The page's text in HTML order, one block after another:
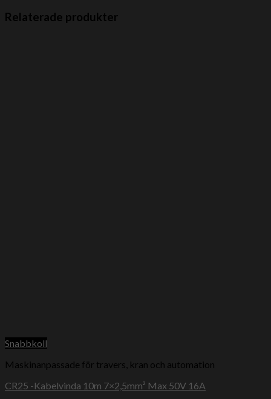
Relaterade produkter
Snabbkoll
Maskinanpassade för travers, kran och automation
CR25 -Kabelvinda 10m 7×2,5mm² Max 50V 16A